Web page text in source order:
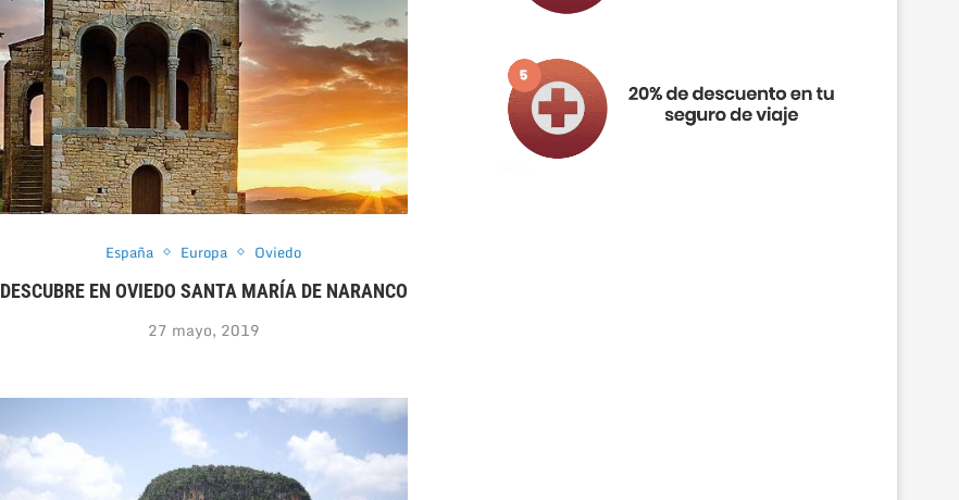
España Europa Oviedo
DESCUBRE EN OVIEDO SANTA MARÍA DE NARANCO
27 mayo, 2019